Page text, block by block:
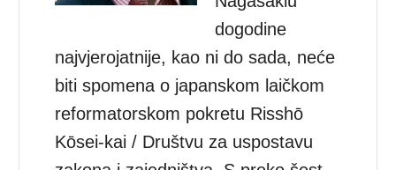
dogodine
najvjerojatnije, kao ni do sada, neće
biti spomena o japanskom laičkom
reformatorskom pokretu Risshō
Kōsei-kai / Društvu za uspostavu